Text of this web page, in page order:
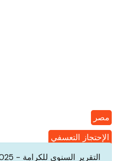
مصر
الإحتجاز التعسفي
التقرير السنوي للكرامة - 2025